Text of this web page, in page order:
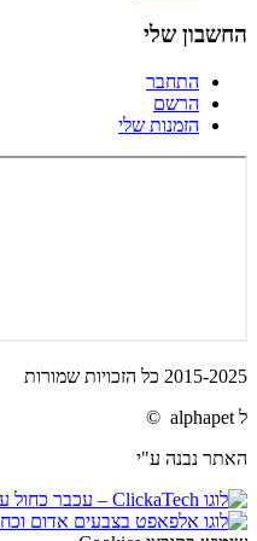
החשבון שלי
התחבר
הרשם
הזמנות שלי
2015-2025 כל הזכויות שמורות
ל alphapet ©
האתר נבנה ע"י